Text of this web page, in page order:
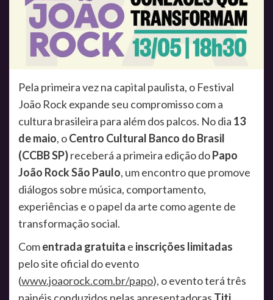
Pela primeira vez na capital paulista, o Festival
João Rock expande seu compromisso com a
cultura brasileira para além dos palcos. No dia 13
de maio, oCentro Cultural Banco do Brasil
(CCBB SP)receberá a primeira edição doPapo
João Rock São Paulo, um encontro que promove
diálogos sobre música, comportamento,
experiências e o papel da arte como agente de
transformação social.
Comentrada gratuita e inscrições limitadas
pelo site oficial do evento
(www.joaorock.com.br/papo), o evento terá três